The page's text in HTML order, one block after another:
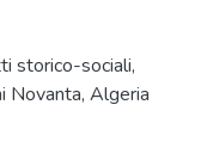
storico-sociali,
Novanta, Algeria